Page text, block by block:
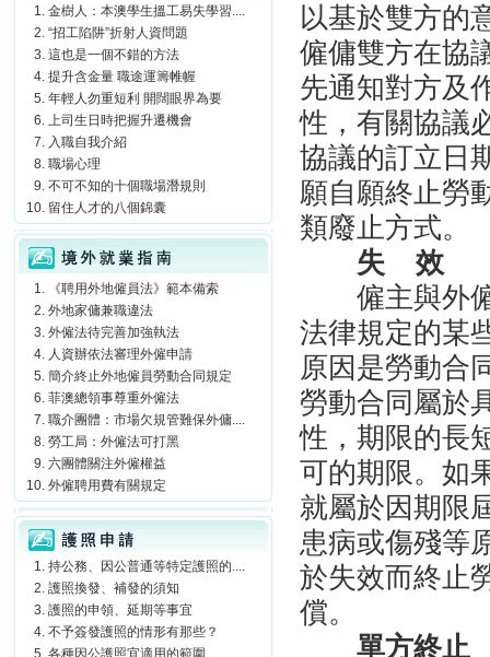
以基於雙方的
僱傭雙方在協
先通知對方及
性，有關協議
協議的訂立日
願自願終止勞
類廢止方式。
失
效
僱主與外
法律規定的某
原因是勞動合
勞動合同屬於
性，期限的長
可的期限。如
就屬於因期限
患病或傷殘等
於失效而終止
償。
單方終止
金樹人：本澳學生搵工易失學習....
“招工陷阱”折射人資問題
這也是一個不錯的方法
提升含金量 職途運籌帷幄
年輕人勿重短利 開闊眼界為要
上司生日時把握升遷機會
入職自我介紹
職場心理
不可不知的十個職場潛規則
留住人才的八個錦囊
境外就業指南
《聘用外地僱員法》範本備索
外地家傭兼職違法
外僱法待完善加強執法
人資辦依法審理外僱申請
簡介終止外地僱員勞動合同規定
菲澳總領事尊重外僱法
職介團體：市場欠規管難保外傭....
勞工局：外僱法可打黑
六團體關注外僱權益
外僱聘用費有關規定
護照申請
持公務、因公普通等特定護照的....
護照換發、補發的須知
護照的申領、延期等事宜
不予簽發護照的情形有那些？
各種因公護照宜適用的範圍